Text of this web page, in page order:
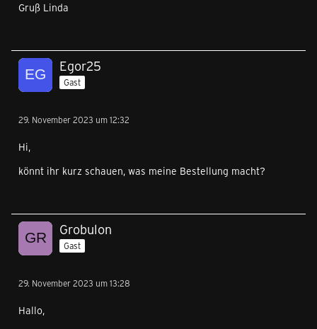
Gruß Linda
Egor25
Gast
29. November 2023 um 12:32
Hi,
könnt ihr kurz schauen, was meine Bestellung macht?
Grobulon
Gast
29. November 2023 um 13:28
Hallo,